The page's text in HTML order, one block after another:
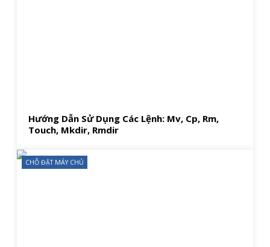
Hướng Dẫn Sử Dụng Các Lệnh: Mv, Cp, Rm,
Touch, Mkdir, Rmdir
CHỖ ĐẶT MÁY CHỦ